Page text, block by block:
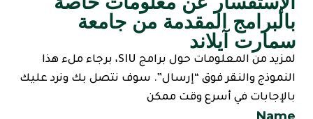
بالبرامج المقدمة من جامعة
سمارت آيلاند
لمزيد من المعلومات حول برامج SIU، برجاء ملء هذا
النموذج والنقر فوق “إرسال”. سوف نتصل بك ونرد عليك
بالإجابات في أسرع وقت ممكن